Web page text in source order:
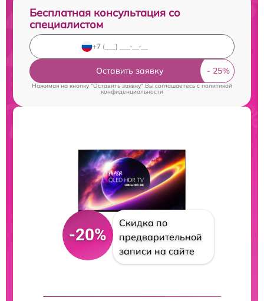
Бесплатная консультация со
специалистом
Оставить заявку
Нажимая на кнопку "Оставить заявку" Вы соглашаетесь cполитикой
конфиденциальности
-20%
Скидка по
предварительной
записи на сайте